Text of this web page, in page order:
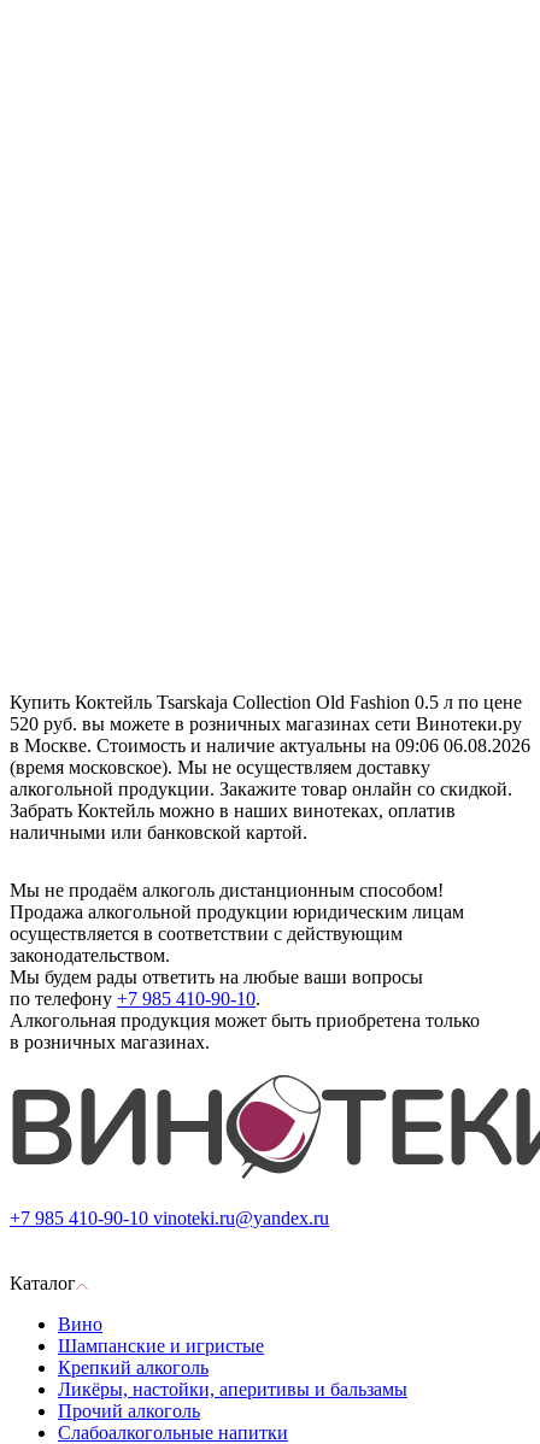
Купить Коктейль Tsarskaja Collection Old Fashion 0.5 л по цене
520 руб. вы можете в розничных магазинах сети Винотеки.ру
в Москве. Стоимость и наличие актуальны на 09:06 06.08.2026
(время московское). Мы не осуществляем доставку
алкогольной продукции. Закажите товар онлайн со скидкой.
Забрать Коктейль можно в наших винотеках, оплатив
наличными или банковской картой.
Мы не продаём алкоголь дистанционным способом!
Продажа алкогольной продукции юридическим лицам
осуществляется в соответствии с действующим
законодательством.
Мы будем рады ответить на любые ваши вопросы
по телефону +7 985 410-90-10.
Алкогольная продукция может быть приобретена только
в розничных магазинах.
+7 985 410-90-10 vinoteki.ru@yandex.ru
Каталог
Вино
Шампанские и игристые
Крепкий алкоголь
Ликёры, настойки, аперитивы и бальзамы
Прочий алкоголь
Слабоалкогольные напитки